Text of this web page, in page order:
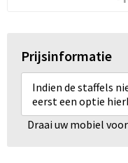
Prijsinformatie
Indien de staffels
eerst een optie
Draai uw mobiel